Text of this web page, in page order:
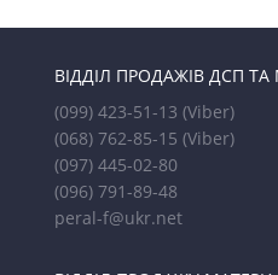
ВІДДІЛ ПРОДАЖІВ ДСП
(099) 423-51-13 (Viber)
(068) 762-85-15 (Viber)
(097) 445-02-80
(096) 791-89-48
peral-f@ukr.net